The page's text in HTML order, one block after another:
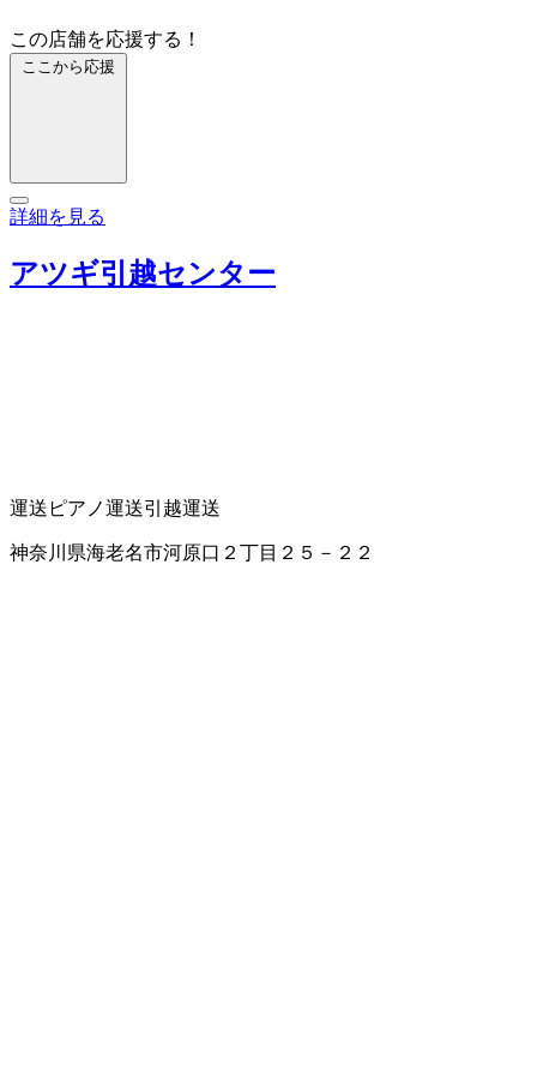
この店舗を応援する！
ここから応援
詳細を見る
アツギ引越センター
運送 ピアノ運送引越運送
神奈川県海老名市河原口２丁目２５－２２